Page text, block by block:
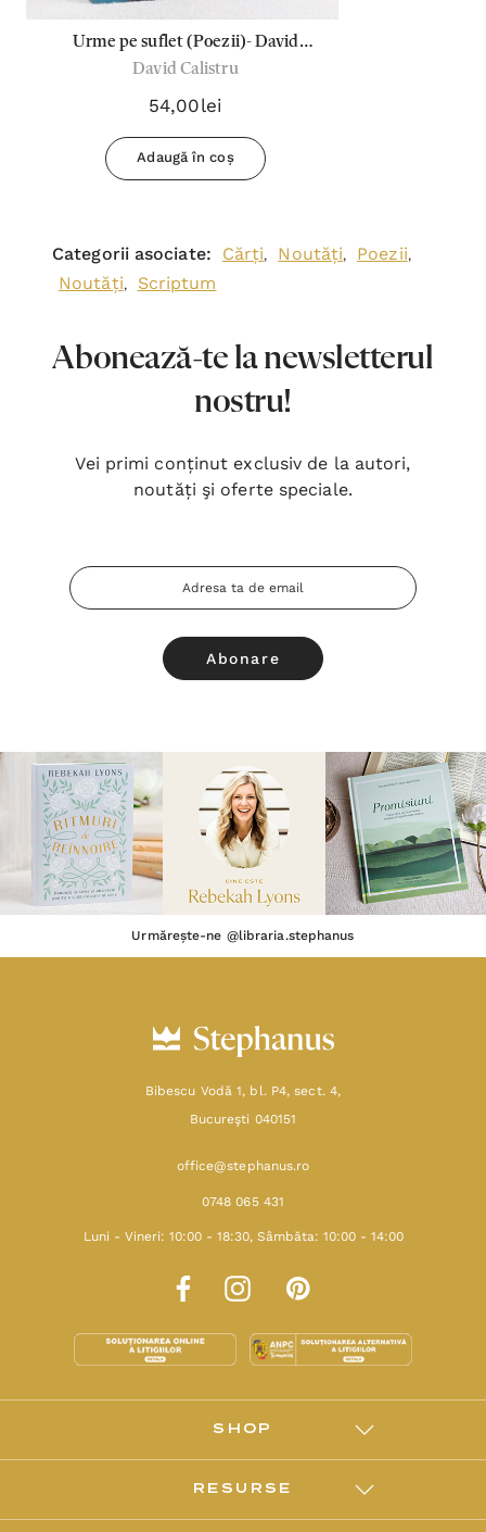
Urme pe suflet (Poezii)- David
Calistru
David Calistru
54,00lei
Adaugă în coș
Categorii asociate: Cărți, Noutăți, Poezii,
Noutăți, Scriptum
Abonează-te la newsletterul
nostru!
Vei primi conținut exclusiv de la autori,
noutăți şi oferte speciale.
Adresa
Email
Urmărește-ne @libraria.stephanus
Bibescu Vodă 1, bl. P4, sect. 4,
Bucureşti 040151
office@stephanus.ro
0748 065 431
Luni - Vineri: 10:00 - 18:30, Sâmbăta: 10:00 - 14:00
SHOP
RESURSE